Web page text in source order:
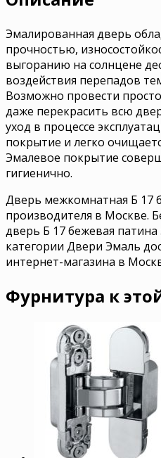
Эмалированная дверь
прочностью,
выгоранию на солнцене
воздействия перепадов
Возможно провести
даже перекрасить всю
уход в процессе
покрытие и легко
Эмалевое покрытие
гигиенично.
Дверь межкомнатная Б 17
производителя в Москве.
дверь Б 17 бежевая
категории Двери Эмаль
интернет-магазина в
Фурнитура к